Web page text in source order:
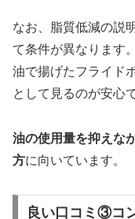
なお、脂質低減の説
て条件が異なります
油で揚げたフライド
として見るのが安心
油の使用量を抑えな
方に向いています。
良い口コミ③コ